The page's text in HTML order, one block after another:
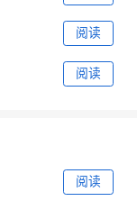
阅读
阅读
阅读